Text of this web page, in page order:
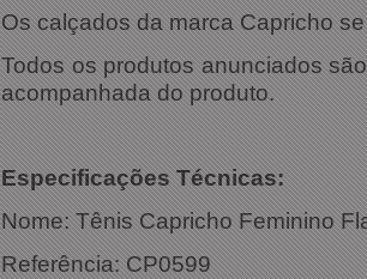
Os calçados da marca Capricho
Todos os produtos anunciados
acompanhada do produto.
Especificações Técnicas:
Nome: Tênis Capricho Feminino
Referência: CP0599